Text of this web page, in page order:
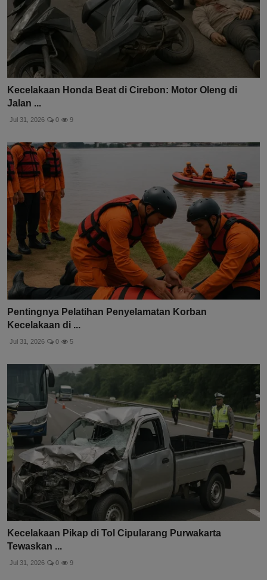
Kecelakaan Honda Beat di Cirebon: Motor Oleng di
Jalan ...
Jul 31, 2026 0 9
Pentingnya Pelatihan Penyelamatan Korban
Kecelakaan di ...
Jul 31, 2026 0 5
Kecelakaan Pikap di Tol Cipularang Purwakarta
Tewaskan ...
Jul 31, 2026 0 9